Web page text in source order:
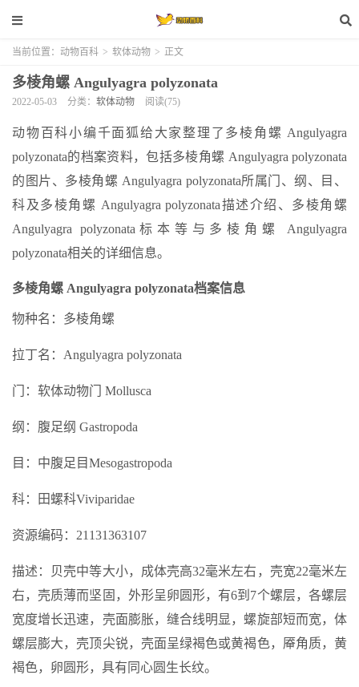
当前位置： 动物百科 > 软体动物 > 正文
多棱角螺 Angulyagra polyzonata
2022-05-03 分类： 软体动物 阅读(75)
动物百科小编千面狐给大家整理了多棱角螺 Angulyagra
polyzonata的档案资料，包括多棱角螺 Angulyagra polyzonata
的图片、多棱角螺 Angulyagra polyzonata所属门、纲、目、
科及多棱角螺 Angulyagra polyzonata描述介绍、多棱角螺
Angulyagra polyzonata标本等与多棱角螺 Angulyagra
polyzonata相关的详细信息。
多棱角螺 Angulyagra polyzonata档案信息
物种名：多棱角螺
拉丁名：Angulyagra polyzonata
门：软体动物门 Mollusca
纲：腹足纲 Gastropoda
目：中腹足目Mesogastropoda
科：田螺科Viviparidae
资源编码：21131363107
描述：贝壳中等大小，成体壳高32毫米左右，壳宽22毫米左
右，壳质薄而坚固，外形呈卵圆形，有6到7个螺层，各螺层
宽度增长迅速，壳面膨胀，缝合线明显，螺旋部短而宽，体
螺层膨大，壳顶尖锐，壳面呈绿褐色或黄褐色，厣角质，黄
褐色，卵圆形，具有同心圆生长纹。